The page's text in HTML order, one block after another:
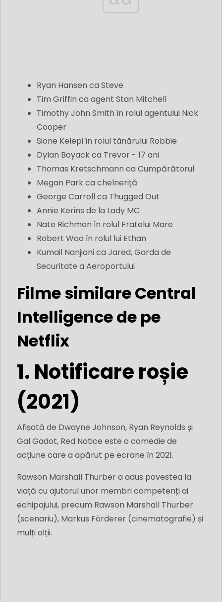
Ryan Hansen ca Steve
Tim Griffin ca agent Stan Mitchell
Timothy John Smith în rolul agentului Nick
Cooper
Sione Kelepi în rolul tânărului Robbie
Dylan Boyack ca Trevor - 17 ani
Thomas Kretschmann ca Cumpărătorul
Megan Park ca chelneriță
George Carroll ca Thugged Out
Annie Kerins de la Lady MC
Nate Richman în rolul Fratelui Mare
Robert Woo în rolul lui Ethan
Kumail Nanjiani ca Jared, Garda de
Securitate a Aeroportului
Filme similare Central
Intelligence de pe
Netflix
1. Notificare roșie
(2021)
Afișată de Dwayne Johnson, Ryan Reynolds și
Gal Gadot, Red Notice este o comedie de
acțiune care a apărut pe ecrane în 2021.
Rawson Marshall Thurber a adus povestea la
viață cu ajutorul unor membri competenți ai
echipajului, precum Rawson Marshall Thurber
(scenariu), Markus Förderer (cinematografie) și
mulți alții.